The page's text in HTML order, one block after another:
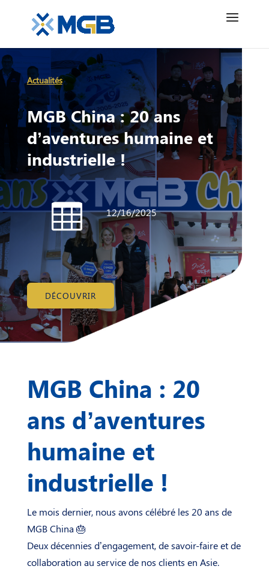
Actualités
MGB China : 20 ans
d’aventures humaine et
industrielle !
 12/16/2025
DÉCOUVRIR
MGB China : 20
ans d’aventures
humaine et
industrielle !
Le mois dernier, nous avons célébré les 20 ans de
MGB China 🎂
Deux décennies d’engagement, de savoir-faire et de
collaboration au service de nos clients en Asie.